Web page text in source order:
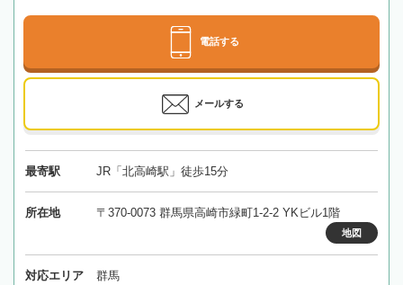
電話する
メールする
最寄駅 JR「北高崎駅」徒歩15分
所在地 〒370-0073 群馬県高崎市緑町1-2-2 YKビル1階
地図
対応エリア 群馬